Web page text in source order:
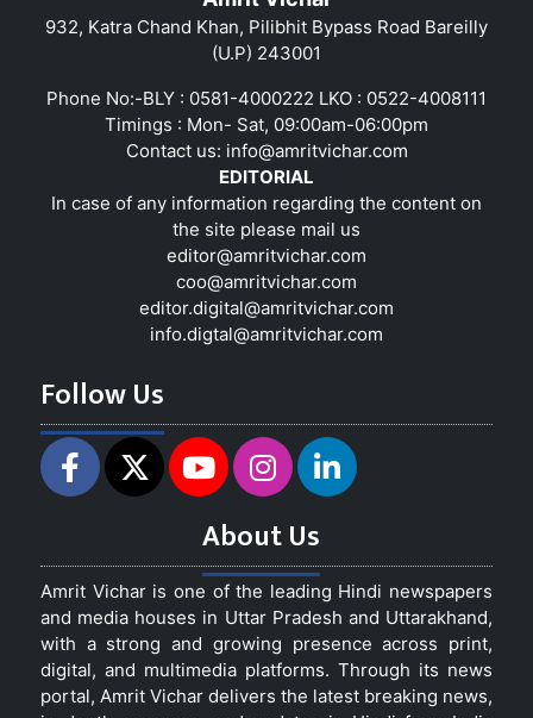
932, Katra Chand Khan, Pilibhit Bypass Road Bareilly
(U.P) 243001
Phone No:-BLY : 0581-4000222 LKO : 0522-4008111
Timings : Mon- Sat, 09:00am-06:00pm
Contact us: info@amritvichar.com
EDITORIAL
In case of any information regarding the content on
the site please mail us
editor@amritvichar.com
coo@amritvichar.com
editor.digital@amritvichar.com
info.digtal@amritvichar.com
Follow Us
About Us
Amrit Vichar is one of the leading Hindi newspapers
and media houses in Uttar Pradesh and Uttarakhand,
with a strong and growing presence across print,
digital, and multimedia platforms. Through its news
portal, Amrit Vichar delivers the latest breaking news,